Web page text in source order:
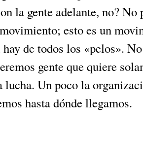
la gente adelante, no? No
esto es un
de todos los «pelos».
gente que quiere
lucha. Un poco la
hasta dónde llegamos.